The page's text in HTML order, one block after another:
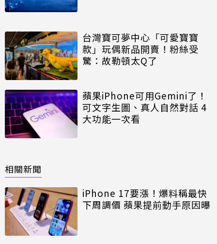
台灣寶可夢中心「可愛寶寶
款」玩偶新品開賣！粉絲受
驚：故勒頓太Q了
蘋果iPhone可用Gemini了！
可文字生圖、真人自然對話 4
大功能一次看
相關新聞
iPhone 17要漲！爆料稱最快
下周調價 蘋果提前動手原因曝